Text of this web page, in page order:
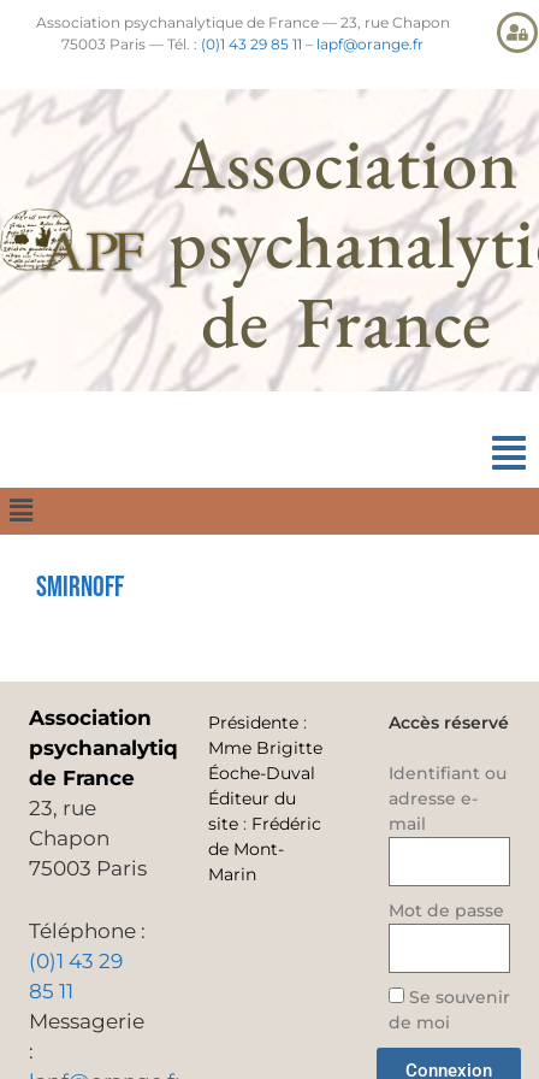
Association psychanalytique de France — 23, rue Chapon
75003 Paris — Tél. : (0)1 43 29 85 11 – lapf@orange.fr
Association
de France
Smirnoff
Association
psychanalytique
de France
23, rue
Chapon
75003 Paris
Téléphone :
(0)1 43 29
85 11
Messagerie
:
Présidente :
Mme Brigitte
Éoche-Duval
Éditeur du
site : Frédéric
de Mont-
Marin
Accès réservé
Identifiant ou
adresse e-
mail
Mot de passe
Se souvenir
de moi
Connexion